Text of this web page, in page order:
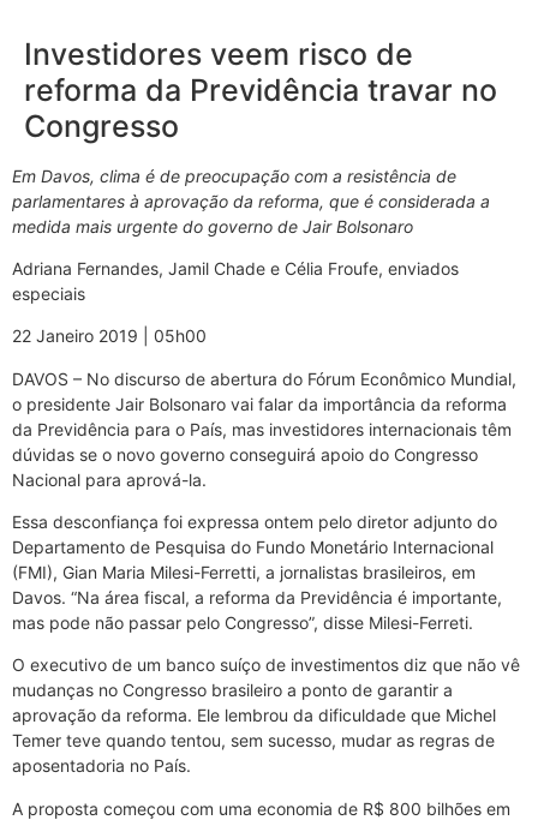
Investidores veem risco de
reforma da Previdência travar no
Congresso
Em Davos, clima é de preocupação com a resistência de
parlamentares à aprovação da reforma, que é considerada a
medida mais urgente do governo de Jair Bolsonaro
Adriana Fernandes, Jamil Chade e Célia Froufe, enviados
especiais
22 Janeiro 2019 | 05h00
DAVOS – No discurso de abertura do Fórum Econômico Mundial,
o presidente Jair Bolsonaro vai falar da importância da reforma
da Previdência para o País, mas investidores internacionais têm
dúvidas se o novo governo conseguirá apoio do Congresso
Nacional para aprová-la.
Essa desconfiança foi expressa ontem pelo diretor adjunto do
Departamento de Pesquisa do Fundo Monetário Internacional
(FMI), Gian Maria Milesi-Ferretti, a jornalistas brasileiros, em
Davos. “Na área fiscal, a reforma da Previdência é importante,
mas pode não passar pelo Congresso”, disse Milesi-Ferreti.
O executivo de um banco suíço de investimentos diz que não vê
mudanças no Congresso brasileiro a ponto de garantir a
aprovação da reforma. Ele lembrou da dificuldade que Michel
Temer teve quando tentou, sem sucesso, mudar as regras de
aposentadoria no País.
A proposta começou com uma economia de R$ 800 bilhões em